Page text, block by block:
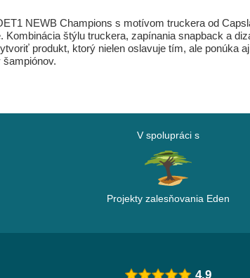
NEWB Champions s motívom truckera od
štýlu truckera, zapínania snapback a
produkt, ktorý nielen oslavuje tím, ale ponúka
V spolupráci s
Projekty zalesňovania Eden
4.9